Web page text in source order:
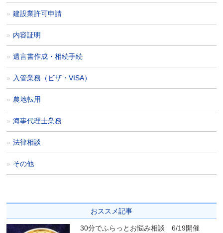
建設業許可申請
内容証明
遺言書作成・相続手続
入管業務（ビザ・VISA）
農地転用
海事代理士業務
法律相談
その他
おススメ記事
30分でふらっとお悩み相談 6/19開催